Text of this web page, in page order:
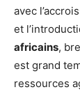
avec
et
africains,
est grand
ressources